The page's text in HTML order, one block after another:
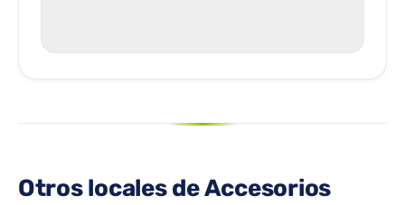
Otros locales de Accesorios